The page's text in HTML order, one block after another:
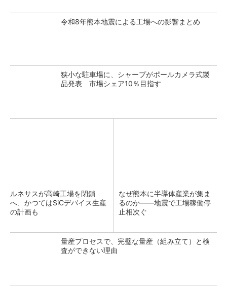
令和8年熊本地震による工場への影響まとめ
狭小な駐車場に、シャープがポールカメラ式製
品発表 市場シェア10％目指す
ルネサスが高崎工場を閉鎖
へ、かつてはSiCデバイス生産
の計画も
なぜ熊本に半導体産業が集ま
るのか――地震で工場稼働停
止相次ぐ
量産プロセスで、完璧な量産（組み立て）と検
査ができない理由